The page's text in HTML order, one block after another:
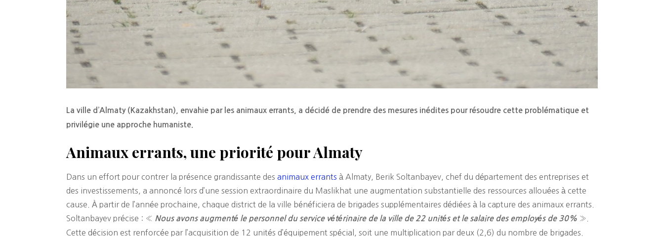
La ville d’Almaty (Kazakhstan), envahie par les animaux errants, a décidé de prendre des mesures inédites pour résoudre cette problématique et
privilégie une approche humaniste.
Animaux errants, une priorité pour Almaty
Dans un effort pour contrer la présence grandissante desanimaux errants à Almaty, Berik Soltanbayev, chef du département des entreprises et
des investissements, a annoncé lors d’une session extraordinaire du Maslikhat une augmentation substantielle des ressources allouées à cette
cause. À partir de l’année prochaine, chaque district de la ville bénéficiera de brigades supplémentaires dédiées à la capture des animaux errants.
Soltanbayev précise : « Nous avons augmenté le personnel du service vétérinaire de la ville de 22 unités et le salaire des employés de 30% ».
Cette décision est renforcée par l’acquisition de 12 unités d’équipement spécial, soit une multiplication par deux (2,6) du nombre de brigades.